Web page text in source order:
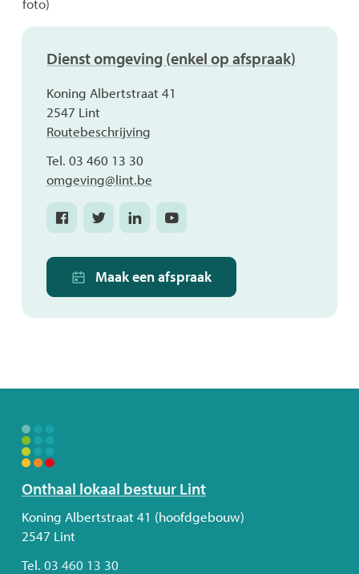
Contact
Dienst omgeving (enkel op afspraak)
Adres
Koning Albertstraat 41
,2547 Lint
Routebeschrijving
Tel. 03 460 13 30
E-
omgeving@lint.be
Facebook
Dienst
(enkel
op
Twitter
Dienst
(enkel
op
Linkedin
Dienst
(enkel
Youtube
Dienst
(enkel
Maak een afspraak
Volg
ons
Onthaal lokaal bestuur Lint
Adres
Koning Albertstraat 41 (hoofdgebouw)
2547 Lint
Tel. 03 460 13 30